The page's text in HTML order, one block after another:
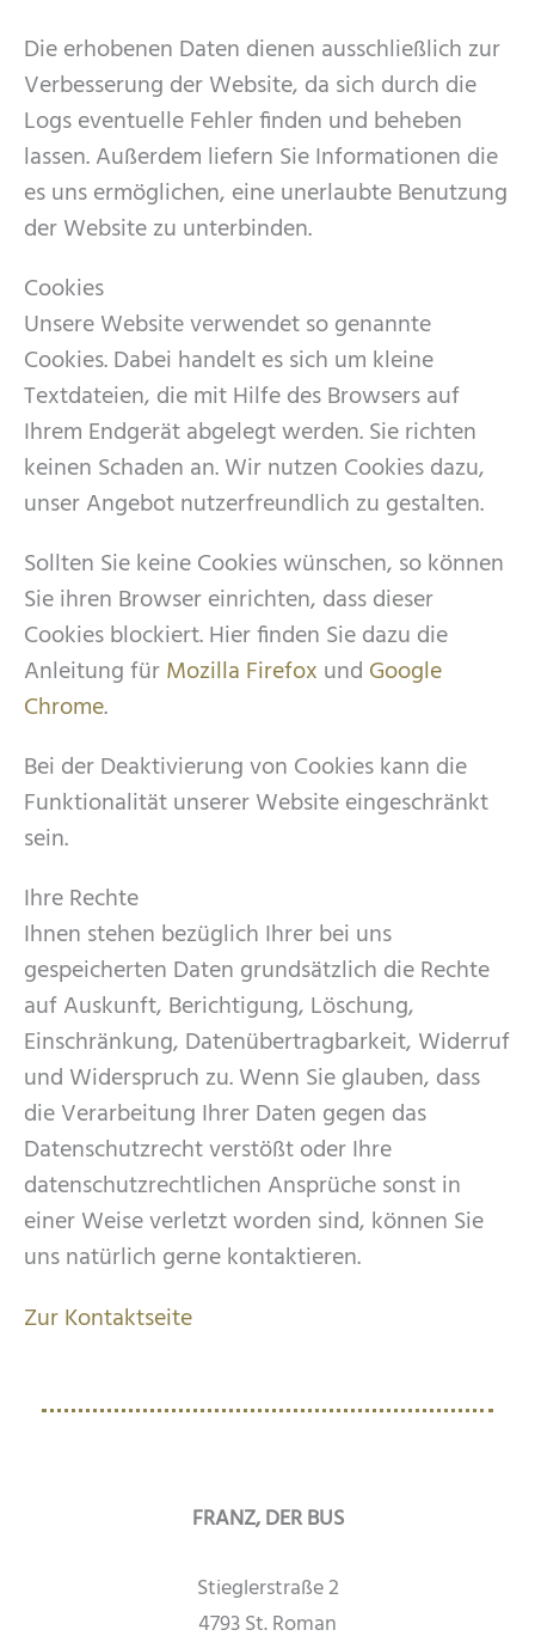
Die erhobenen Daten dienen ausschließlich zur
Verbesserung der Website, da sich durch die
Logs eventuelle Fehler finden und beheben
lassen. Außerdem liefern Sie Informationen die
es uns ermöglichen, eine unerlaubte Benutzung
der Website zu unterbinden.
Cookies
Unsere Website verwendet so genannte
Cookies. Dabei handelt es sich um kleine
Textdateien, die mit Hilfe des Browsers auf
Ihrem Endgerät abgelegt werden. Sie richten
keinen Schaden an. Wir nutzen Cookies dazu,
unser Angebot nutzerfreundlich zu gestalten.
Sollten Sie keine Cookies wünschen, so können
Sie ihren Browser einrichten, dass dieser
Cookies blockiert. Hier finden Sie dazu die
Anleitung fürMozilla Firefox und Google
Chrome.
Bei der Deaktivierung von Cookies kann die
Funktionalität unserer Website eingeschränkt
sein.
Ihre Rechte
Ihnen stehen bezüglich Ihrer bei uns
gespeicherten Daten grundsätzlich die Rechte
auf Auskunft, Berichtigung, Löschung,
Einschränkung, Datenübertragbarkeit, Widerruf
und Widerspruch zu. Wenn Sie glauben, dass
die Verarbeitung Ihrer Daten gegen das
Datenschutzrecht verstößt oder Ihre
datenschutzrechtlichen Ansprüche sonst in
einer Weise verletzt worden sind, können Sie
uns natürlich gerne kontaktieren.
Zur Kontaktseite
FRANZ, DER BUS
Stieglerstraße 2
4793 St. Roman